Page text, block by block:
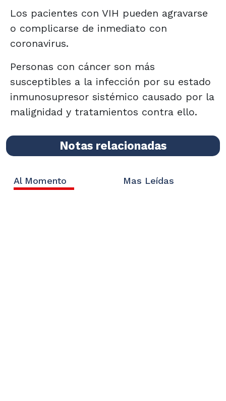
Los pacientes con VIH pueden agravarse
o complicarse de inmediato con
coronavirus.
Personas con cáncer son más
susceptibles a la infección por su estado
inmunosupresor sistémico causado por la
malignidad y tratamientos contra ello.
Notas relacionadas
Al Momento Mas Leídas